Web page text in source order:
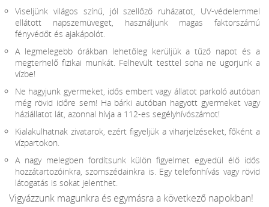
Viseljünk világos színű, jól szellőző ruházatot, UV-védelemmel
ellátott napszemüveget, használjunk magas faktorszámú
fényvédőt és ajakápolót.
A legmelegebb órákban lehetőleg kerüljük a tűző napot és a
megterhelő fizikai munkát. Felhevült testtel soha ne ugorjunk a
vízbe!
Ne hagyjunk gyermeket, idős embert vagy állatot parkoló autóban
még rövid időre sem! Ha bárki autóban hagyott gyermeket vagy
háziállatot lát, azonnal hívja a 112-es segélyhívószámot!
Kialakulhatnak zivatarok, ezért figyeljük a viharjelzéseket, főként a
vízpartokon.
A nagy melegben fordítsunk külön figyelmet egyedül élő idős
hozzátartozóinkra, szomszédainkra is. Egy telefonhívás vagy rövid
látogatás is sokat jelenthet.
Vigyázzunk magunkra és egymásra a következő napokban!